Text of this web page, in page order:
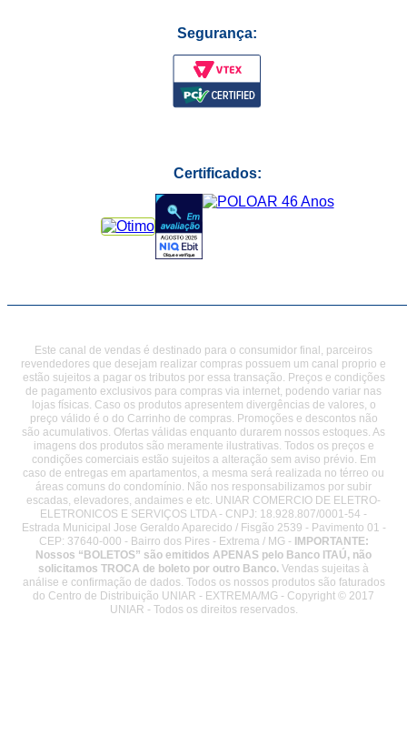
Segurança:
Certificados:
Este canal de vendas é destinado para o consumidor final, parceiros
revendedores que desejam realizar compras possuem um canal proprio e
estão sujeitos a pagar os tributos por essa transação. Preços e condições
de pagamento exclusivos para compras via internet, podendo variar nas
lojas físicas. Caso os produtos apresentem divergências de valores, o
preço válido é o do Carrinho de compras. Promoções e descontos não
são acumulativos. Ofertas válidas enquanto durarem nossos estoques. As
imagens dos produtos são meramente ilustrativas. Todos os preços e
condições comerciais estão sujeitos a alteração sem aviso prévio. Em
caso de entregas em apartamentos, a mesma será realizada no térreo ou
áreas comuns do condomínio. Não nos responsabilizamos por subir
escadas, elevadores, andaimes e etc. UNIAR COMERCIO DE ELETRO-
ELETRONICOS E SERVIÇOS LTDA - CNPJ: 18.928.807/0001-54 -
Estrada Municipal Jose Geraldo Aparecido / Fisgão 2539 - Pavimento 01 -
CEP: 37640-000 - Bairro dos Pires - Extrema / MG - IMPORTANTE:
Nossos “BOLETOS” são emitidos APENAS pelo Banco ITAÚ, não
solicitamos TROCA de boleto por outro Banco. Vendas sujeitas à
análise e confirmação de dados. Todos os nossos produtos são faturados
do Centro de Distribuição UNIAR - EXTREMA/MG - Copyright © 2017
UNIAR - Todos os direitos reservados.